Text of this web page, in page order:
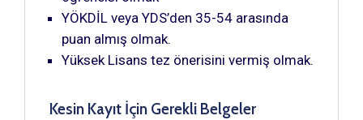
YÖKDİL veya YDS’den 35-54 arasında
puan almış olmak.
Yüksek Lisans tez önerisini vermiş olmak.
Kesin Kayıt İçin Gerekli Belgeler